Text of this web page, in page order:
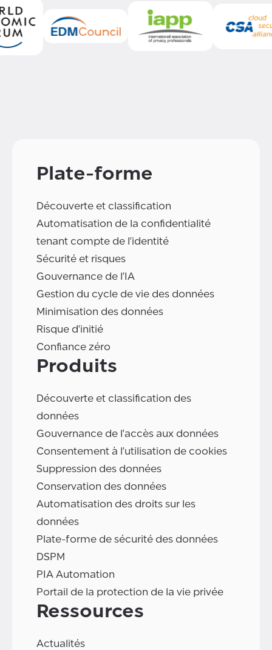
Plate-forme
Découverte et classification
Automatisation de la confidentialité
tenant compte de l'identité
Sécurité et risques
Gouvernance de l'IA
Gestion du cycle de vie des données
Minimisation des données
Risque d'initié
Confiance zéro
Produits
Découverte et classification des
données
Gouvernance de l'accès aux données
Consentement à l'utilisation de cookies
Suppression des données
Conservation des données
Automatisation des droits sur les
données
Plate-forme de sécurité des données
DSPM
PIA Automation
Portail de la protection de la vie privée
Ressources
Actualités